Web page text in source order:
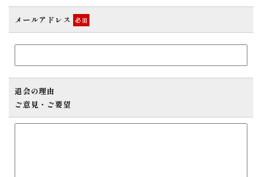
メールアドレス 必須
退会の理由
ご意見・ご要望